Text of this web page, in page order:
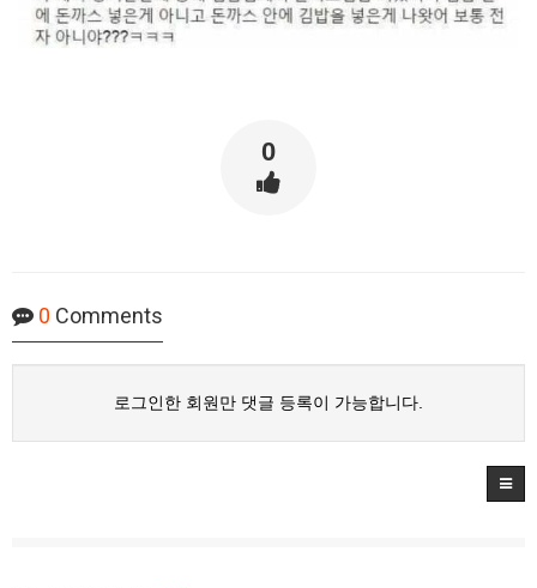
0
0 Comments
로그인한 회원만 댓글 등록이 가능합니다.